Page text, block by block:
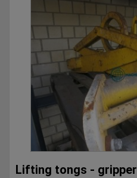
Lifting tongs - gripper